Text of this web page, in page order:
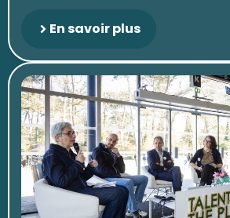
En savoir plus